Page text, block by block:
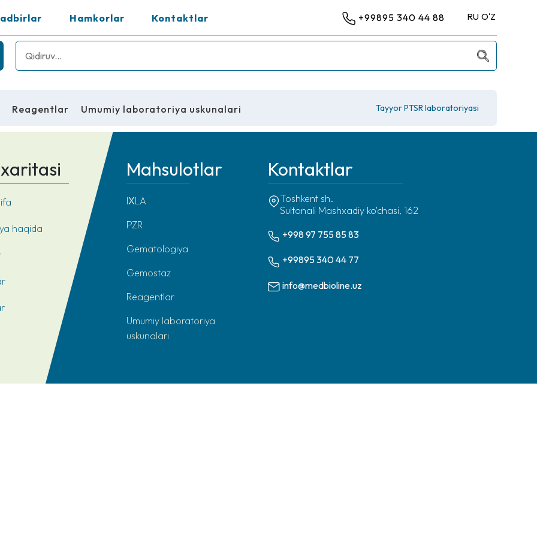
Hamkorlar Kontaktlar +99895 340 44 88 RU OʻZ
Reagentlar Umumiy laboratoriya uskunalari
Tayyor PTSR laboratoriyasi
haqida
Mahsulotlar
IХLA
PZR
Gematologiya
Gemostaz
Reagentlar
Umumiy laboratoriya
uskunalari
Kontaktlar
Toshkent sh.
Sultonali Mashxadiy ko'chasi, 162
+998 97 755 85 83
+99895 340 44 77
info@medbioline.uz